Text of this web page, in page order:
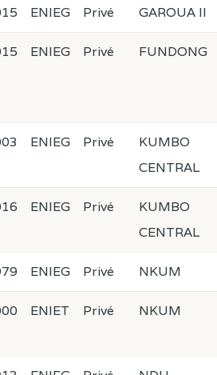
ENIEG Privé GAROUA II
ENIEG Privé FUNDONG
ENIEG Privé
KUMBO
CENTRAL
ENIEG Privé
KUMBO
CENTRAL
ENIEG Privé NKUM
ENIET Privé NKUM